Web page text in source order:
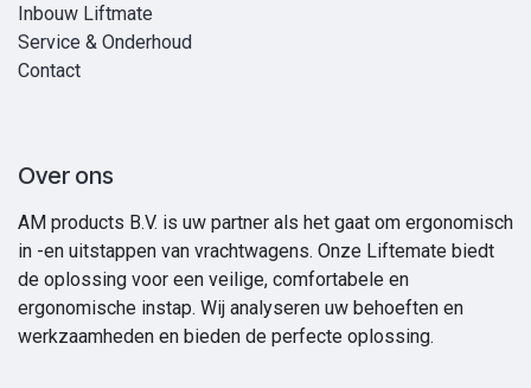
Inbouw Liftmate
Service & Onderhoud
Contact
Over ons
AM products B.V. is uw partner als het gaat om ergonomisch
in -en uitstappen van vrachtwagens. Onze Liftemate biedt
de oplossing voor een veilige, comfortabele en
ergonomische instap. Wij analyseren uw behoeften en
werkzaamheden en bieden de perfecte oplossing.